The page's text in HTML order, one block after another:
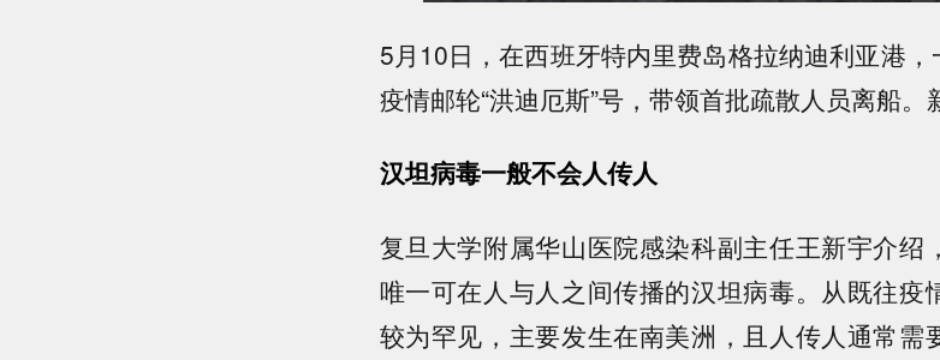
5月10日，在西班牙特内里费岛格拉纳迪利亚港
疫情邮轮“洪迪厄斯”号，带领首批疏散人员离船
汉坦病毒一般不会人传人
复旦大学附属华山医院感染科副主任王新宇介绍
唯一可在人与人之间传播的汉坦病毒。从既往疫
较为罕见，主要发生在南美洲，且人传人通常需